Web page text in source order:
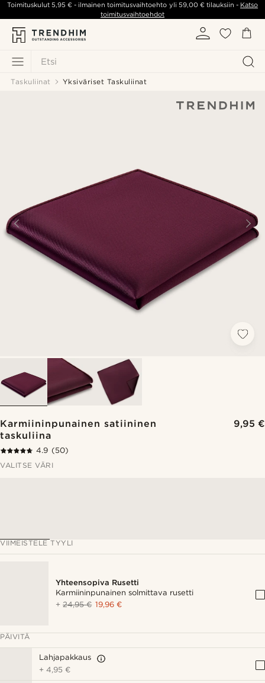
Etsi
Toimituskulut5,95 € - ilmainen toimitusvaihtoehto yli 59,00 €tilauksiin - Katso
toimitusvaihtoehdot
Taskuliinat Yksiväriset Taskuliinat
Karmiininpunainen satiininen
taskuliina
9,95 €
4.9 (50)
VALITSE VÄRI
VIIMEISTELE TYYLI
Yhteensopiva Rusetti
Karmiininpunainen solmittava rusetti
+24,95 € 19,96 €
PÄIVITÄ
Lahjapakkaus
+4,95 €